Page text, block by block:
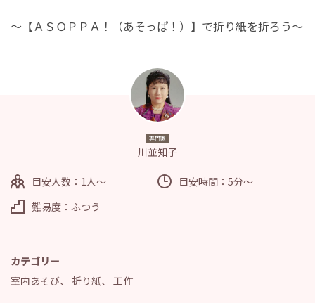
～【ＡＳＯＰＰＡ！（あそっぱ！）】で折り紙を折ろう～
専門家
川並知子
目安人数：1人～
目安時間：5分～
難易度：ふつう
カテゴリー
室内あそび、 折り紙、 工作